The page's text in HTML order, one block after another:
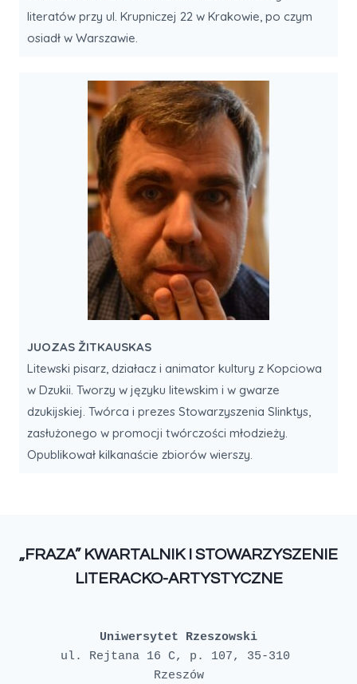
literatów przy ul. Krupniczej 22 w Krakowie, po czym
osiadł w Warszawie.
JUOZAS ŽITKAUSKAS
Litewski pisarz, działacz i animator kultury z Kopciowa
w Dzukii. Tworzy w języku litewskim i w gwarze
dzukijskiej. Twórca i prezes Stowarzyszenia Slinktys,
zasłużonego w promocji twórczości młodzieży.
Opublikował kilkanaście zbiorów wierszy.
„FRAZA” KWARTALNIK I STOWARZYSZENIE
LITERACKO-ARTYSTYCZNE
Uniwersytet Rzeszowski
ul. Rejtana 16 C, p. 107, 35-310
Rzeszów